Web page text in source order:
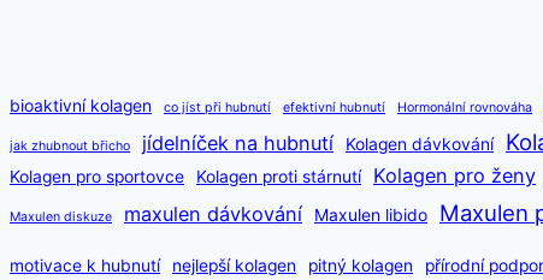
bioaktivní kolagen co jíst při hubnutí efektivní hubnutí Hormonální rovnováha
jak zhubnout břicho jídelníček na hubnutí Kolagen dávkování
Kolagen pro sportovce
Kolagen proti stárnutí Kolagen pro ženy
Maxulen diskuze maxulen dávkování Maxulen libido Maxulen
motivace k hubnutí nejlepší kolagen pitný kolagen přírodní